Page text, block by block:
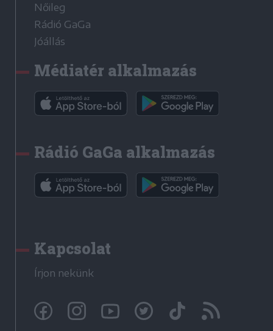
Nőileg
Rádió GaGa
Jóállás
Médiatér alkalmazás
Rádió GaGa alkalmazás
Kapcsolat
Írjon nekünk